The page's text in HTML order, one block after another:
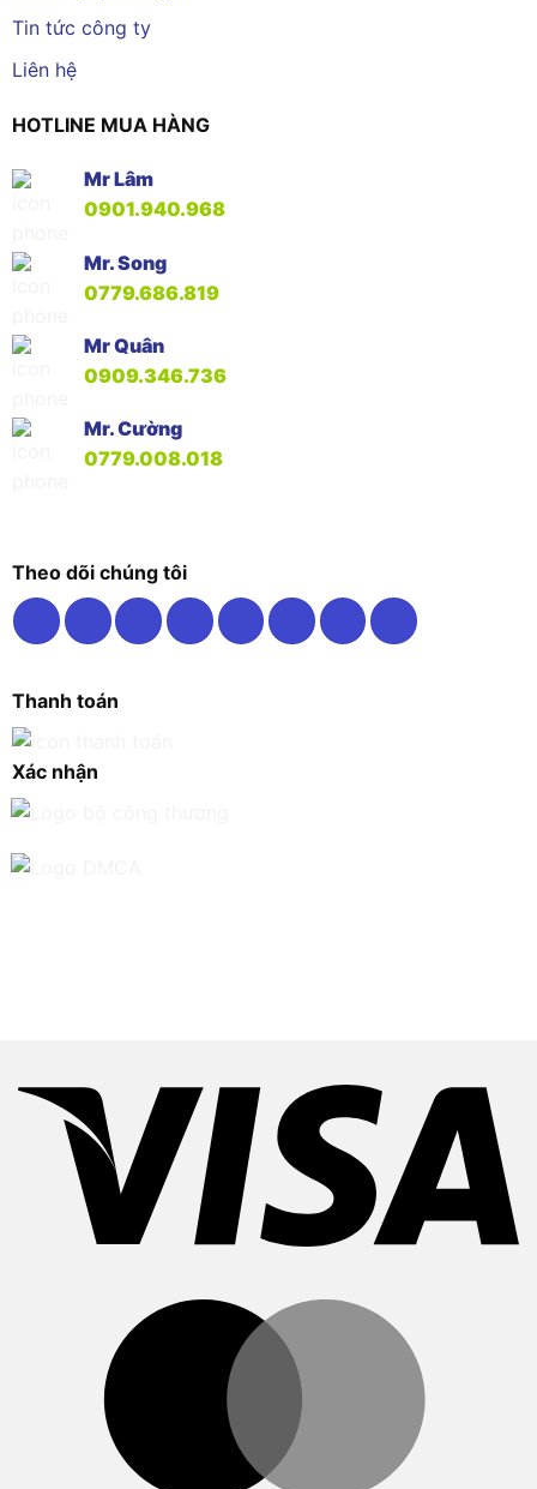
Tin tức công ty
Liên hệ
HOTLINE MUA HÀNG
Mr Lâm
0901.940.968
Mr. Song
0779.686.819
Mr Quân
0909.346.736
Mr. Cường
0779.008.018
Theo dõi chúng tôi
Thanh toán
Xác nhận